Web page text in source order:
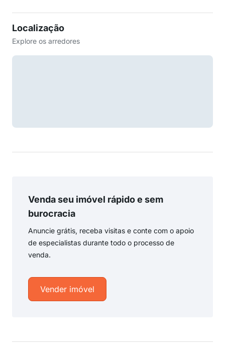
Localização
Explore os arredores
Venda seu imóvel rápido e sem
burocracia
Anuncie grátis, receba visitas e conte com o apoio
de especialistas durante todo o processo de
venda.
Vender imóvel